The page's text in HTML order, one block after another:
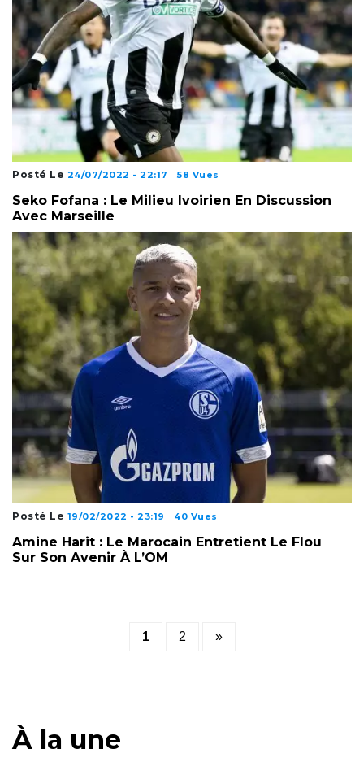
Posté Le 24/07/2022 - 22:17 58 Vues
Seko Fofana : Le Milieu Ivoirien En Discussion
Avec Marseille
Posté Le 19/02/2022 - 23:19 40 Vues
Amine Harit : Le Marocain Entretient Le Flou
Sur Son Avenir À L’OM
Posts
1 2 »
À la une